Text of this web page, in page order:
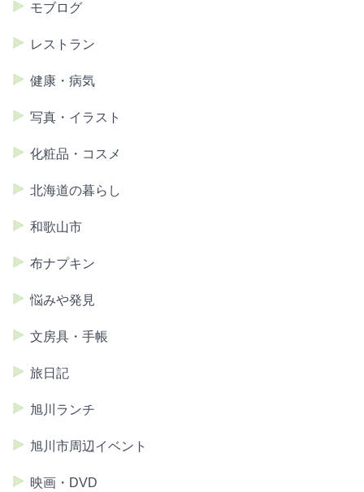
モブログ
レストラン
健康・病気
写真・イラスト
化粧品・コスメ
北海道の暮らし
和歌山市
布ナプキン
悩みや発見
文房具・手帳
旅日記
旭川ランチ
旭川市周辺イベント
映画・DVD